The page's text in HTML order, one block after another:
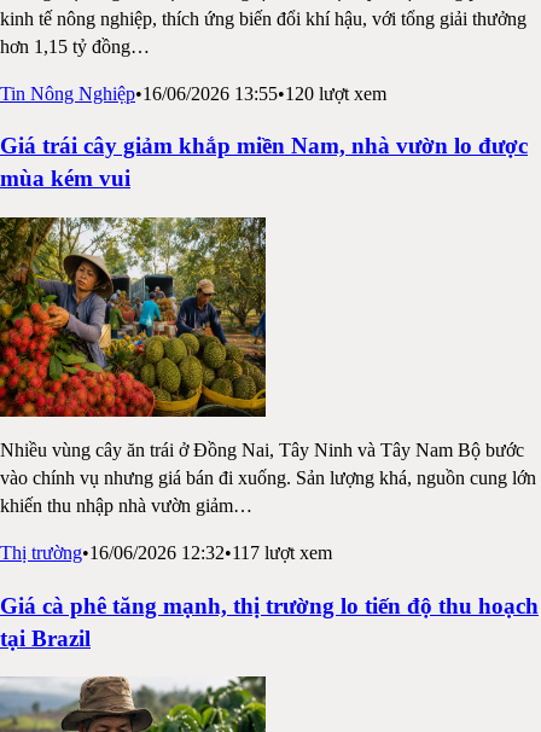
kinh tế nông nghiệp, thích ứng biến đổi khí hậu, với tổng giải thưởng
hơn 1,15 tỷ đồng…
Tin Nông Nghiệp•16/06/2026 13:55•120 lượt xem
Giá trái cây giảm khắp miền Nam, nhà vườn lo được
mùa kém vui
Nhiều vùng cây ăn trái ở Đồng Nai, Tây Ninh và Tây Nam Bộ bước
vào chính vụ nhưng giá bán đi xuống. Sản lượng khá, nguồn cung lớn
khiến thu nhập nhà vườn giảm…
Thị trường•16/06/2026 12:32•117 lượt xem
Giá cà phê tăng mạnh, thị trường lo tiến độ thu hoạch
tại Brazil